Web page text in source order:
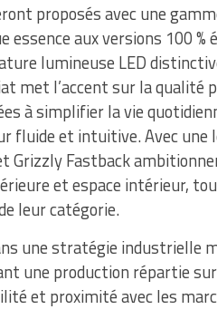
proposés avec une
essence aux versions 100
lumineuse LED
met l’accent sur la qualité
à simplifier la vie
fluide et intuitive. Avec une
Grizzly Fastback
et espace intérieur,
leur catégorie.
une stratégie industrielle
une production répartie
et proximité avec les